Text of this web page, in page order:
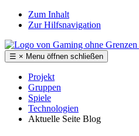
Zum Inhalt
Zur Hilfsnavigation
☰ × Menu öffnen schließen
Projekt
Gruppen
Spiele
Technologien
Aktuelle Seite Blog